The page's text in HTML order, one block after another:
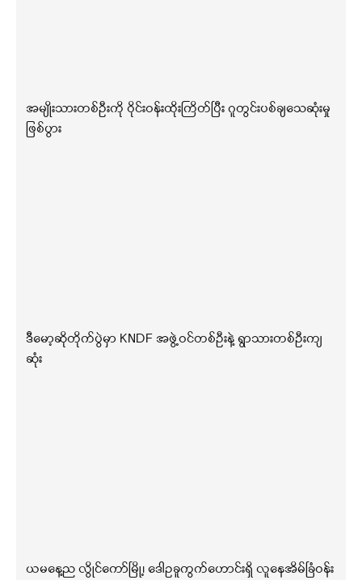
အမျိုးသားတစ်ဦးကို ဝိုင်းဝန်းထိုးကြိတ်ပြီး ဂူတွင်းပစ်ချသေဆုံးမှု
ဖြစ်ပွား
ဒီမော့ဆိုတိုက်ပွဲမှာ KNDF အဖွဲ့ဝင်တစ်ဦးနဲ့ ရွာသားတစ်ဦးကျ
ဆုံး
ယမနေ့ည လွိုင်ကော်မြို့၊ ဒေါဥခူကွက်ဟောင်းရှိ လူနေအိမ်ခြံဝန်း